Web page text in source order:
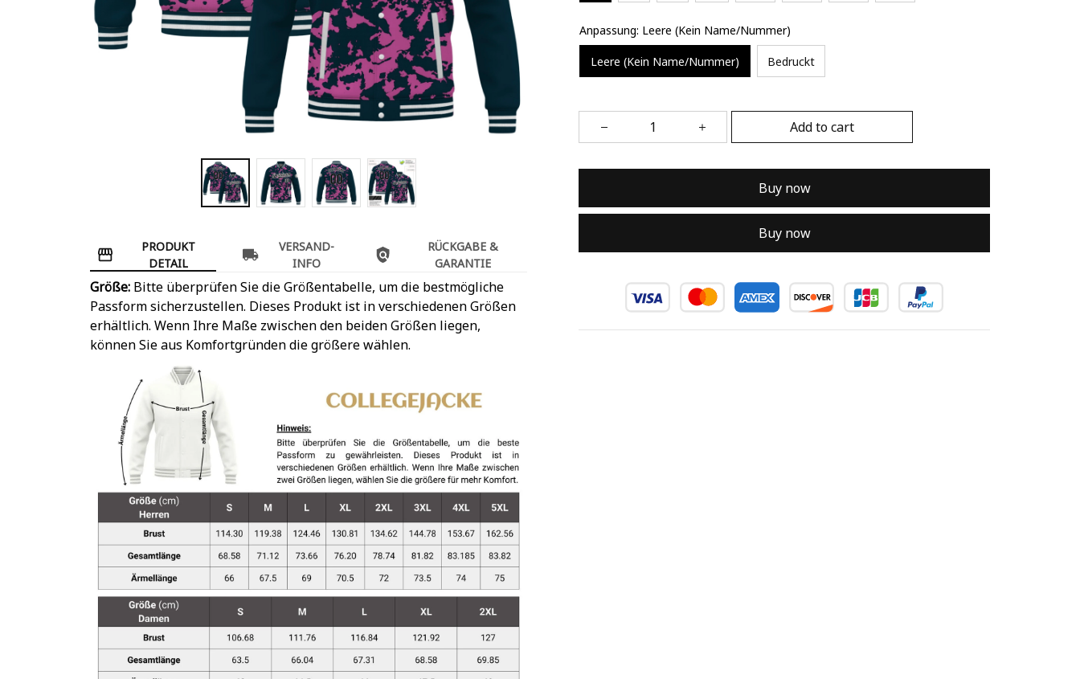
PRODUKT
DETAIL
VERSAND-
INFO
RÜCKGABE &
GARANTIE
Größe: Bitte überprüfen Sie die Größentabelle, um die bestmögliche
Passform sicherzustellen. Dieses Produkt ist in verschiedenen Größen
erhältlich. Wenn Ihre Maße zwischen den beiden Größen liegen,
können Sie aus Komfortgründen die größere wählen.
Anpassung: Leere (Kein Name/Nummer)
Leere (Kein Name/Nummer) Bedruckt
Add to cart
Buy now
Buy now